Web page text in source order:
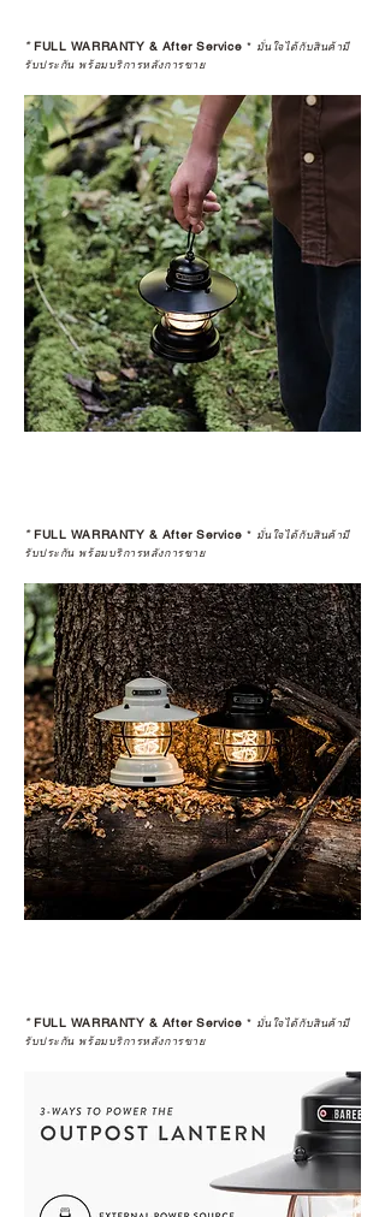
*FULL WARRANTY & After Service * มั่นใจได้กับสินค้ามี
รับประกัน พร้อมบริการหลังการขาย
*FULL WARRANTY & After Service * มั่นใจได้กับสินค้ามี
รับประกัน พร้อมบริการหลังการขาย
*FULL WARRANTY & After Service * มั่นใจได้กับสินค้ามี
รับประกัน พร้อมบริการหลังการขาย